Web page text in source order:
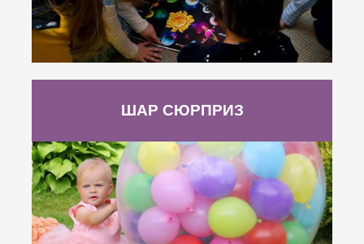
ШАР СЮРПРИЗ